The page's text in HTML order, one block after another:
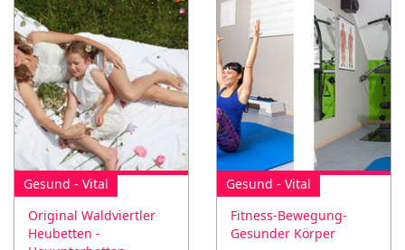
Gesund - Vital
Original Waldviertler
Heubetten -
Gesund - Vital
Fitness-Bewegung-
Gesunder Körper